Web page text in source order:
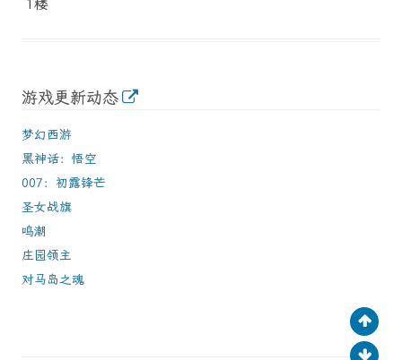
1楼
游戏更新动态
梦幻西游
黑神话：悟空
007：初露锋芒
圣女战旗
鸣潮
庄园领主
对马岛之魂